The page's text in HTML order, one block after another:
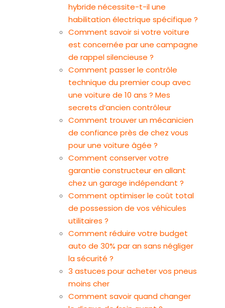
hybride nécessite-t-il une
habilitation électrique spécifique ?
Comment savoir si votre voiture
est concernée par une campagne
de rappel silencieuse ?
Comment passer le contrôle
technique du premier coup avec
une voiture de 10 ans ? Mes
secrets d’ancien contrôleur
Comment trouver un mécanicien
de confiance près de chez vous
pour une voiture âgée ?
Comment conserver votre
garantie constructeur en allant
chez un garage indépendant ?
Comment optimiser le coût total
de possession de vos véhicules
utilitaires ?
Comment réduire votre budget
auto de 30% par an sans négliger
la sécurité ?
3 astuces pour acheter vos pneus
moins cher
Comment savoir quand changer